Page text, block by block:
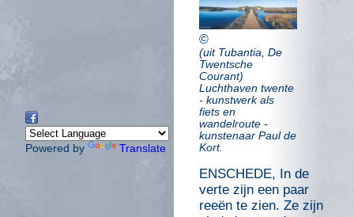
Powered by Translate
©
(uit Tubantia, De
Twentsche
Courant)
Luchthaven twente
- kunstwerk als
fiets en
wandelroute -
kunstenaar Paul de
Kort.
ENSCHEDE, In de
verte zijn een paar
reeën te zien. Ze zijn